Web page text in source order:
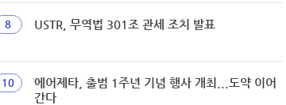
8 USTR, 무역법 301조 관세 조치 발표
10
에어제타, 출범 1주년 기념 행사 개최...도약 이어
간다